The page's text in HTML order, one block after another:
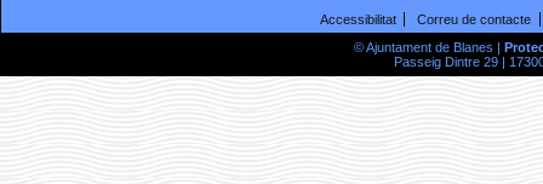
Accessibilitat
Correu de contacte
© Ajuntament de Blanes |
Passeig Dintre 29 |